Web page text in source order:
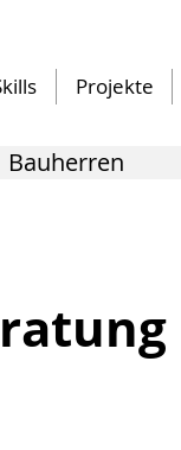
Projekte
Bauherren